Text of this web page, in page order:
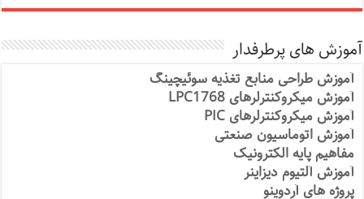
آموزش های پرطرفدار
آموزش طراحی منابع تغذیه سوئیچینگ
آموزش میکروکنترلرهای LPC1768
آموزش میکروکنترلرهای PIC
آموزش اتوماسیون صنعتی
مفاهیم پایه الکترونیک
آموزش آلتیوم دیزاینر
پروژه های آردوینو